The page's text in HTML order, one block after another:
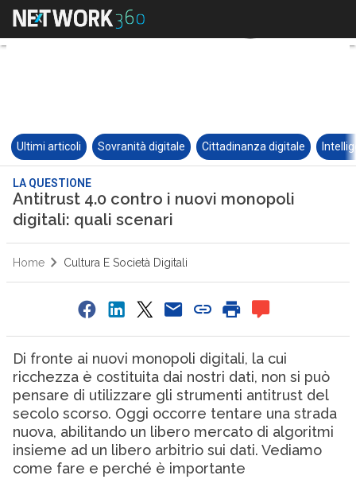
Ultimi articoli Sovranità digitale Cittadinanza digitale
LA QUESTIONE
Antitrust 4.0 contro i nuovi monopoli
digitali: quali scenari
Home Cultura E Società Digitali
Di fronte ai nuovi monopoli digitali, la cui
ricchezza è costituita dai nostri dati, non si può
pensare di utilizzare gli strumenti antitrust del
secolo scorso. Oggi occorre tentare una strada
nuova, abilitando un libero mercato di algoritmi
insieme ad un libero arbitrio sui dati. Vediamo
come fare e perché è importante